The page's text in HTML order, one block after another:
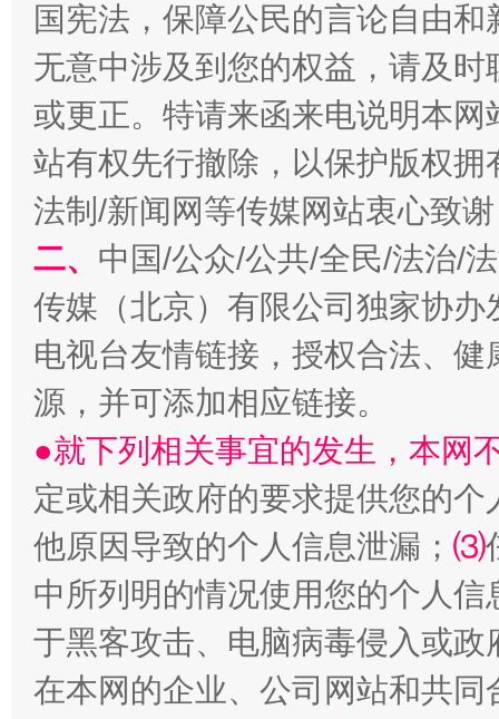
揭开“小金库”的免责幌子
受贿1.44亿！段成刚被判无期 从幼
国宪法，保障公民的言论自由
无意中涉及到您的权益，请及
或更正。特请来函来电说明本
站有权先行撤除，以保护版权
法制/新闻网等传媒网站衷心致
二、 中国/公众/公共/全民/法治/
传媒（北京）有限公司独家协
电视台友情链接，授权合法、
源，并可添加相应链接。
●就下列相关事宜的发生，本网
定或相关政府的要求提供您的个
他原因导致的个人信息泄漏； ⑶
中所列明的情况使用您的个人
于黑客攻击、电脑病毒侵入或
在本网的企业、公司网站和共